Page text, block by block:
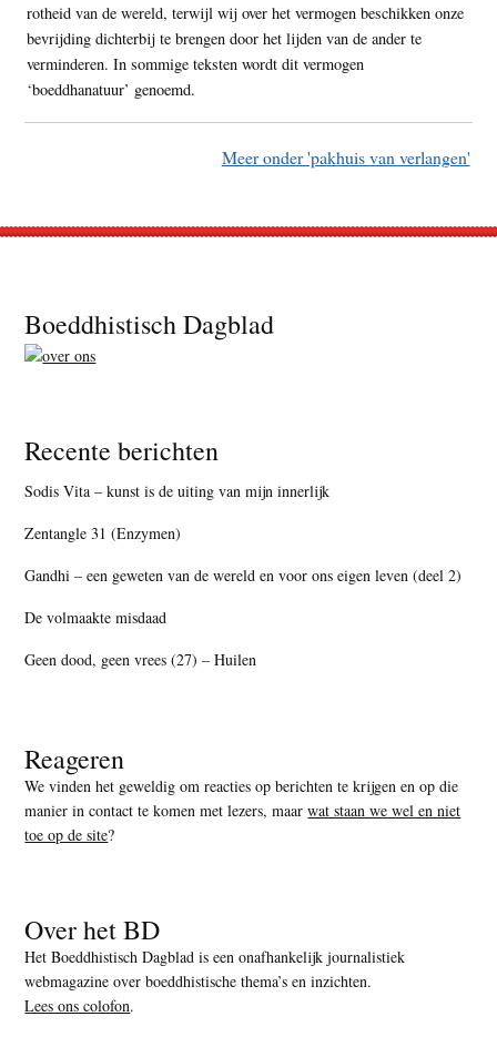
rotheid van de wereld, terwijl wij over het vermogen beschikken onze
bevrijding dichterbij te brengen door het lijden van de ander te
verminderen. In sommige teksten wordt dit vermogen
‘boeddhanatuur’ genoemd.
Meer onder 'pakhuis van verlangen'
Footer
Boeddhistisch Dagblad
Recente berichten
Sodis Vita – kunst is de uiting van mijn innerlijk
Zentangle 31 (Enzymen)
Gandhi – een geweten van de wereld en voor ons eigen leven (deel 2)
De volmaakte misdaad
Geen dood, geen vrees (27) – Huilen
Reageren
We vinden het geweldig om reacties op berichten te krijgen en op die
manier in contact te komen met lezers, maarwat staan we wel en niet
toe op de site?
Over het BD
Het Boeddhistisch Dagblad is een onafhankelijk journalistiek
webmagazine over boeddhistische thema’s en inzichten.
Lees ons colofon.